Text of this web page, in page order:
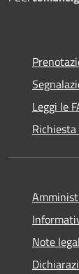
Leggi le
Note